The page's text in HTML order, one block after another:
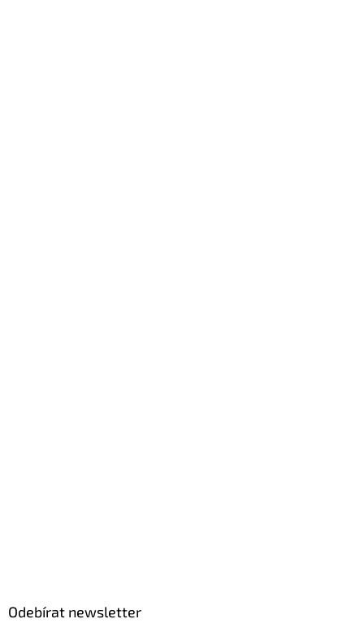
Odebírat newsletter